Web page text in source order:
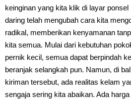
keinginan yang kita klik di layar
daring telah mengubah cara kita
radikal, memberikan kenyamanan
kita semua. Mulai dari kebutuhan
pernik kecil, semua dapat berpindah
beranjak selangkah pun. Namun, di
kiriman tersebut, ada realitas kelam
sengaja sering kita abaikan. Ada